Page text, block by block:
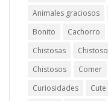
Animales graciosos
Bonito
Cachorro
Chistosas
Chistoso
Chistosos
Comer
Curiosidades
Cute